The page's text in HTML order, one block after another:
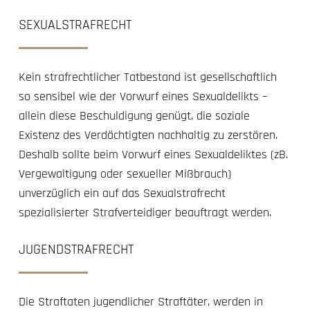
SEXUALSTRAFRECHT
Kein strafrechtlicher Tatbestand ist gesellschaftlich
so sensibel wie der Vorwurf eines Sexualdelikts –
allein diese Beschuldigung genügt, die soziale
Existenz des Verdächtigten nachhaltig zu zerstören.
Deshalb sollte beim Vorwurf eines Sexualdeliktes (zB.
Vergewaltigung oder sexueller Mißbrauch)
unverzüglich ein auf das Sexualstrafrecht
spezialisierter Strafverteidiger beauftragt werden.
JUGENDSTRAFRECHT
Die Straftaten jugendlicher Straftäter, werden in